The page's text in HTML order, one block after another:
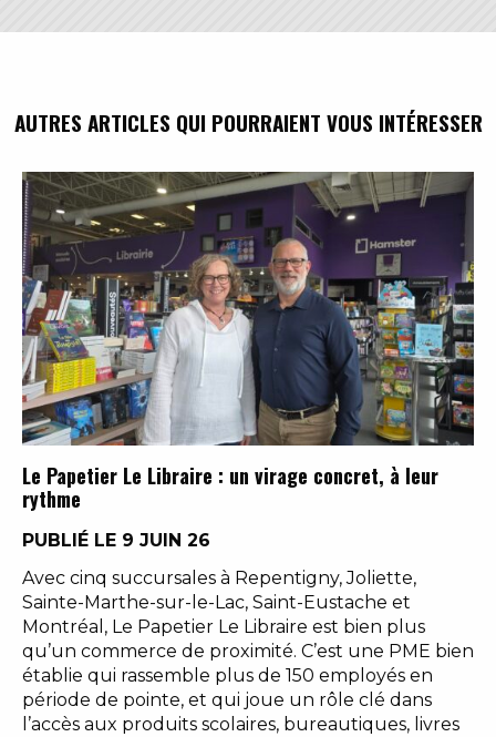
AUTRES ARTICLES QUI POURRAIENT VOUS INTÉRESSER
Le Papetier Le Libraire : un virage concret, à leur
rythme
PUBLIÉ LE 9 JUIN 26
Avec cinq succursales à Repentigny, Joliette,
Sainte-Marthe-sur-le-Lac, Saint-Eustache et
Montréal, Le Papetier Le Libraire est bien plus
qu’un commerce de proximité. C’est une PME bien
établie qui rassemble plus de 150 employés en
période de pointe, et qui joue un rôle clé dans
l’accès aux produits scolaires, bureautiques, livres